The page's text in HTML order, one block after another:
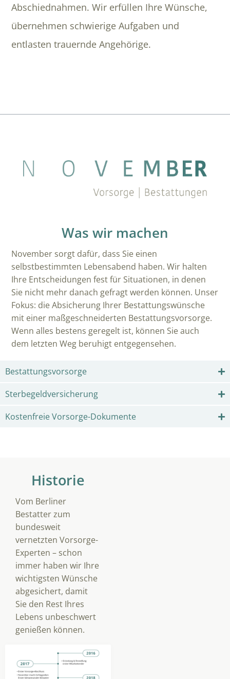
Abschiednahmen. Wir erfüllen Ihre Wünsche,
übernehmen schwierige Aufgaben und
entlasten trauernde Angehörige.
Was wir machen
November sorgt dafür, dass Sie einen
selbstbestimmten Lebensabend haben. Wir halten
Ihre Entscheidungen fest für Situationen, in denen
Sie nicht mehr danach gefragt werden können. Unser
Fokus: die Absicherung Ihrer Bestattungswünsche
mit einer maßgeschneiderten Bestattungsvorsorge.
Wenn alles bestens geregelt ist, können Sie auch
dem letzten Weg beruhigt entgegensehen.
Bestattungsvorsorge
Sterbegeldversicherung
Kostenfreie Vorsorge-Dokumente
Historie
Vom Berliner
Bestatter zum
bundesweit
vernetzten Vorsorge-
Experten – schon
immer haben wir Ihre
wichtigsten Wünsche
abgesichert, damit
Sie den Rest Ihres
Lebens unbeschwert
genießen können.